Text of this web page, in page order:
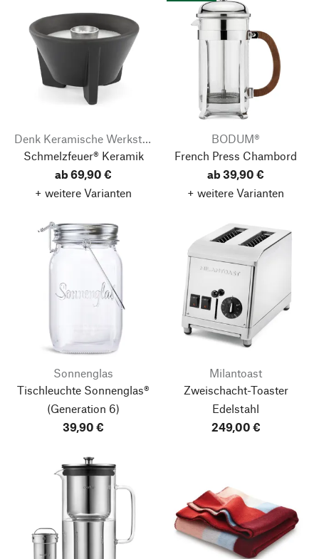
Denk Keramische Werkstätten
Schmelzfeuer® Keramik
ab 69,90 €
+ weitere Varianten
BODUM®
French Press Chambord
ab 39,90 €
+ weitere Varianten
Sonnenglas
Tischleuchte Sonnenglas®
(Generation 6)
39,90 €
Milantoast
Zweischacht-Toaster
Edelstahl
249,00 €